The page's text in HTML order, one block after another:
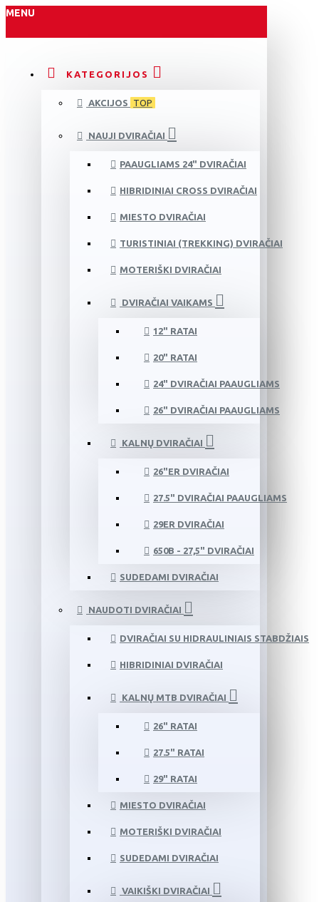
MENU
KATEGORIJOS
AKCIJOS TOP
NAUJI DVIRAČIAI
PAAUGLIAMS 24" DVIRAČIAI
HIBRIDINIAI CROSS DVIRAČIAI
MIESTO DVIRAČIAI
TURISTINIAI (TREKKING) DVIRAČIAI
MOTERIŠKI DVIRAČIAI
DVIRAČIAI VAIKAMS
12" RATAI
20" RATAI
24" DVIRAČIAI PAAUGLIAMS
26" DVIRAČIAI PAAUGLIAMS
KALNŲ DVIRAČIAI
26"ER DVIRAČIAI
27.5" DVIRAČIAI PAAUGLIAMS
29ER DVIRAČIAI
650B - 27,5" DVIRAČIAI
SUDEDAMI DVIRAČIAI
NAUDOTI DVIRAČIAI
DVIRAČIAI SU HIDRAULINIAIS STABDŽIAIS
HIBRIDINIAI DVIRAČIAI
KALNŲ MTB DVIRAČIAI
26" RATAI
27.5" RATAI
29" RATAI
MIESTO DVIRAČIAI
MOTERIŠKI DVIRAČIAI
SUDEDAMI DVIRAČIAI
VAIKIŠKI DVIRAČIAI